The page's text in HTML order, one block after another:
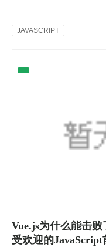
JAVASCRIPT
Vue.js为什么能击
受欢迎的JavaScript